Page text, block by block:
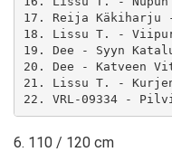
17. Reija Käkiharju
18. Lissu T. -
19. Dee - Syyn
20. Dee - Katveen
21. Lissu T. - Kurjen
22. VRL-09334 -
6. 110 / 120 cm